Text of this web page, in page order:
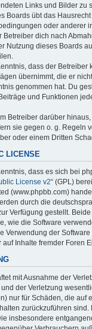
Links und Bilder zu
Boards übt das
oder anderer
Betreiber dich nach
Nutzung dieses Boards
dass der Betreiber
übernimmt, die er
genommen hat. Du
und Funktionen
Betreiber darüber
sie gegen o. g. Regeln
oder einem Dritten
LICENSE
dass es sich bei
License v2“ (GPL)
(www.phpbb.com)
durch die
Verfügung gestellt.
wie die Software
Verwendung der
auf Inhalte fremder Foren
mit Ausnahme der
der Verletzung
nur für Schäden, die auf
zurückzuführen sind.
insbesondere